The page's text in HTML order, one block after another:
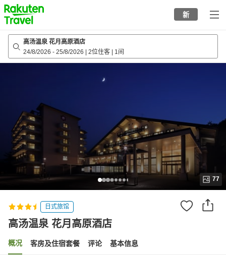
to
top
page
新
高汤温泉 花月高原酒店
24/8/2026 - 25/8/2026 2位住客 1间
77
日式旅馆
高汤温泉 花月高原酒店
概况 客房及住宿套餐 评论 基本信息